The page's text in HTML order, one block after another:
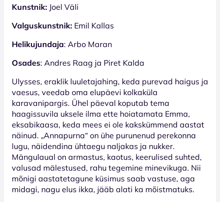
Kunstnik: Joel Väli
Valguskunstnik: Emil Kallas
Helikujundaja: Arbo Maran
Osades: Andres Raag ja Piret Kalda
Ulysses, eraklik luuletajahing, keda purevad haigus ja
vaesus, veedab oma elupäevi kolkaküla
karavanipargis. Ühel päeval koputab tema
haagissuvila uksele ilma ette hoiatamata Emma,
eksabikaasa, keda mees ei ole kakskümmend aastat
näinud. „Annapurna“ on ühe purunenud perekonna
lugu, näidendina ühtaegu naljakas ja nukker.
Mängulaual on armastus, kaotus, keerulised suhted,
valusad mälestused, rahu tegemine minevikuga. Nii
mõnigi aastatetagune küsimus saab vastuse, aga
midagi, nagu elus ikka, jääb alati ka mõistmatuks.